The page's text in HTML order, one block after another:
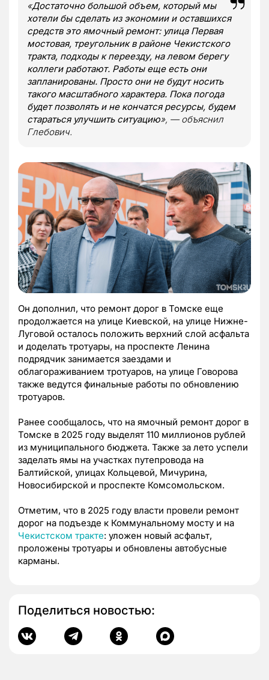
«Достаточно большой объем, который мы
хотели бы сделать из экономии и оставшихся
средств это ямочный ремонт: улица Первая
мостовая, треугольник в районе Чекистского
тракта, подходы к переезду, на левом берегу
коллеги работают. Работы еще есть они
запланированы. Просто они не будут носить
такого масштабного характера. Пока погода
будет позволять и не кончатся ресурсы, будем
стараться улучшить ситуацию», — объяснил
Глебович.
Он дополнил, что ремонт дорог в Томске еще
продолжается на улице Киевской, на улице Нижне-
Луговой осталось положить верхний слой асфальта
и доделать тротуары, на проспекте Ленина
подрядчик занимается заездами и
облагораживанием тротуаров, на улице Говорова
также ведутся финальные работы по обновлению
тротуаров.
Ранее сообщалось, что на ямочный ремонт дорог в
Томске в 2025 году выделят 110 миллионов рублей
из муниципального бюджета. Также за лето успели
заделать ямы на участках путепровода на
Балтийской, улицах Кольцевой, Мичурина,
Новосибирской и проспекте Комсомольском.
Отметим, что в 2025 году власти провели ремонт
дорог на подъезде к Коммунальному мосту и на
Чекистском тракте: уложен новый асфальт,
проложены тротуары и обновлены автобусные
карманы.
Поделиться новостью: